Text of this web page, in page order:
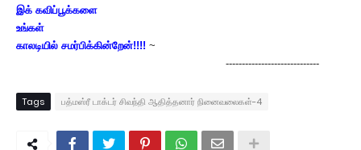
இக் கவிப்பூக்களை
உங்கள்
காலடியில் சமர்பிக்கின்றேன்!!!! ~
-----------------------------
Tags பத்மஸ்ரீ டாக்டர் சிவந்தி ஆதித்தனார் நினைவலைகள்-4